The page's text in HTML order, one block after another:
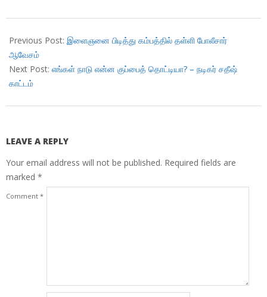
04-
03
Previous Post: இளைஞனை பிடித்து கம்பத்தில் தள்ளி போலீசார்
ஆவேசம்
Next Post: எங்கள் நாடு என்ன குப்பைத் தொட்டியா? – நடிகர் சதீஷ்
காட்டம்
LEAVE A REPLY
Your email address will not be published. Required fields are
marked *
Comment *